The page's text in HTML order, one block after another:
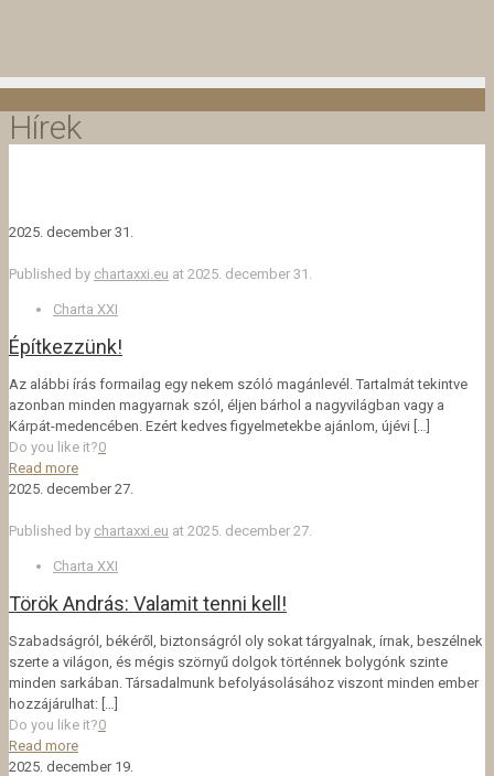
Hírek
2025. december 31.
Published by chartaxxi.eu at 2025. december 31.
Charta XXI
Építkezzünk!
Az alábbi írás formailag egy nekem szóló magánlevél. Tartalmát tekintve
azonban minden magyarnak szól, éljen bárhol a nagyvilágban vagy a
Kárpát-medencében. Ezért kedves figyelmetekbe ajánlom, újévi […]
Do you like it?0
Read more
2025. december 27.
Published by chartaxxi.eu at 2025. december 27.
Charta XXI
Török András: Valamit tenni kell!
Szabadságról, békéről, biztonságról oly sokat tárgyalnak, írnak, beszélnek
szerte a világon, és mégis szörnyű dolgok történnek bolygónk szinte
minden sarkában. Társadalmunk befolyásolásához viszont minden ember
hozzájárulhat: […]
Do you like it?0
Read more
2025. december 19.